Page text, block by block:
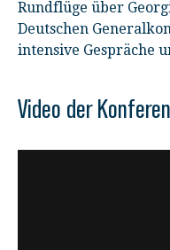
Rundflüge über
Deutschen
intensive Gespräche
Video der